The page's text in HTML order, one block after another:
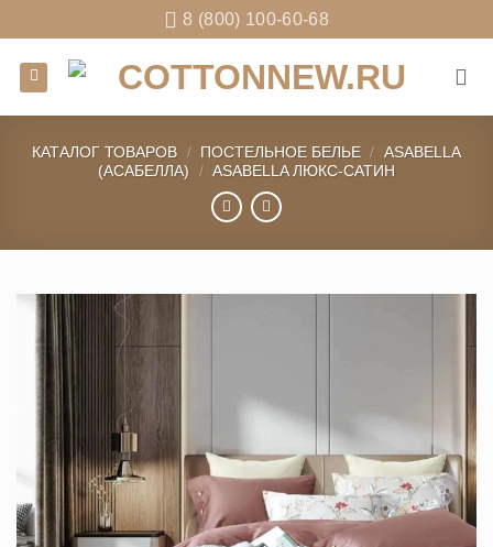
to
content
8 (800) 100-60-68
КАТАЛОГ ТОВАРОВ / ПОСТЕЛЬНОЕ БЕЛЬЕ / ASABELLA
(АСАБЕЛЛА)
/ ASABELLA ЛЮКС-САТИН